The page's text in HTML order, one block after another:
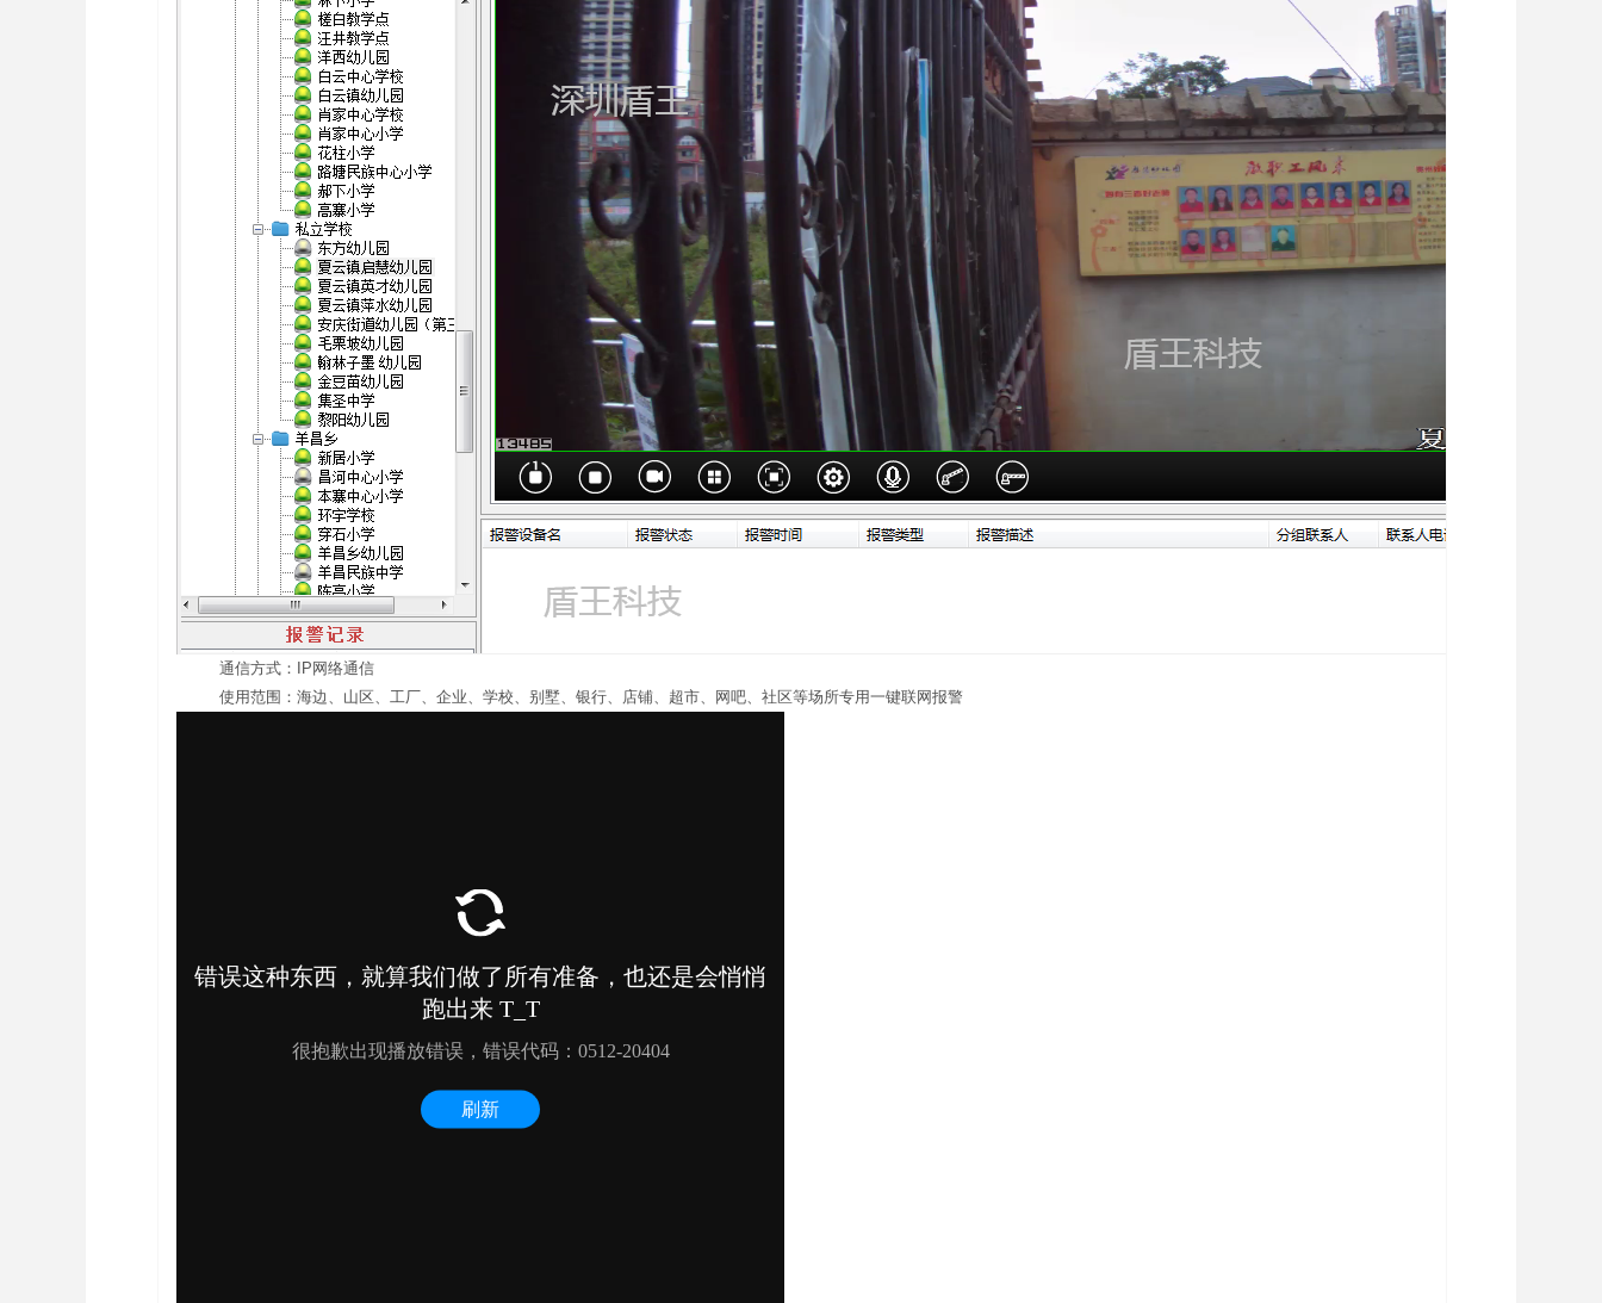
通信方式：IP网络通信
使用范围：海边、山区、工厂、企业、学校、别墅、银行、店铺、超市、网吧、社区等场所专用一键联网报警